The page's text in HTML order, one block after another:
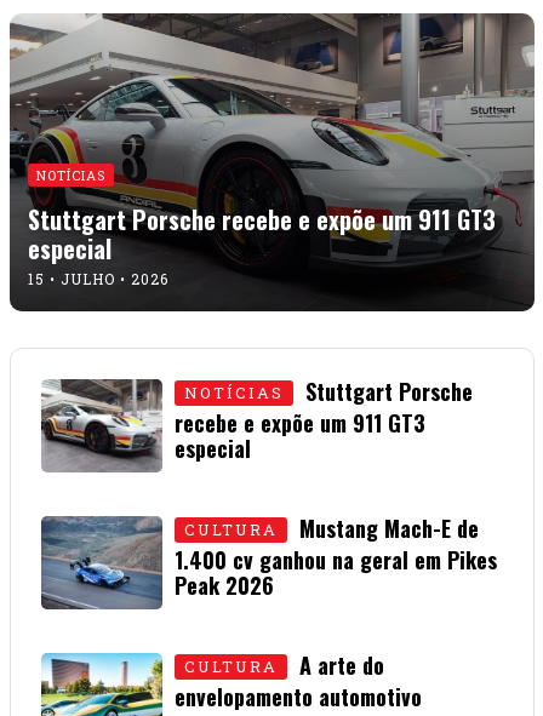
NOTÍCIAS
Stuttgart Porsche recebe e expõe um 911 GT3
especial
15 • JULHO • 2026
NOTÍCIAS
Stuttgart Porsche
recebe e expõe um 911 GT3
especial
CULTURA
Mustang Mach-E de
1.400 cv ganhou na geral em Pikes
Peak 2026
CULTURA
A arte do
envelopamento automotivo